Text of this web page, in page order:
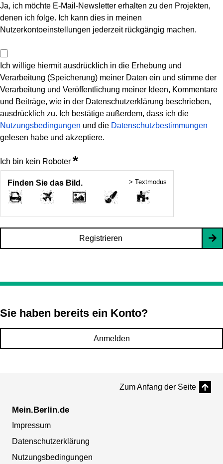
Ja, ich möchte E-Mail-Newsletter erhalten zu den Projekten,
denen ich folge. Ich kann dies in meinen
Nutzerkontoeinstellungen jederzeit rückgängig machen.
Ich willige hiermit ausdrücklich in die Erhebung und
Verarbeitung (Speicherung) meiner Daten ein und stimme der
Verarbeitung und Veröffentlichung meiner Ideen, Kommentare
und Beiträge, wie in der Datenschutzerklärung beschrieben,
ausdrücklich zu. Ich bestätige außerdem, dass ich die
Nutzungsbedingungen und die Datenschutzbestimmungen
gelesen habe und akzeptiere.
Ich bin kein Roboter *
Finden Sie das Bild. > Textmodus
Registrieren
Sie haben bereits ein Konto?
Anmelden
Zum Anfang der Seite
Mein.Berlin.de
Impressum
Datenschutzerklärung
Nutzungsbedingungen